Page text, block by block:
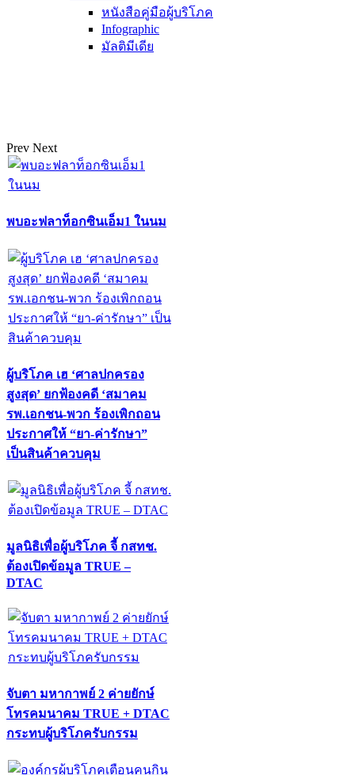
หนังสือคู่มือผู้บริโภค
Infographic
มัลติมีเดีย
Prev Next
พบอะฟลาท็อกซินเอ็ม1 ในนม
ผู้บริโภค เฮ ‘ศาลปกครอง
สูงสุด’ ยกฟ้องคดี ‘สมาคม
รพ.เอกชน-พวก ร้องเพิกถอน
ประกาศให้ “ยา-ค่ารักษา”
เป็นสินค้าควบคุม
มูลนิธิเพื่อผู้บริโภค จี้ กสทช.
ต้องเปิดข้อมูล TRUE –
DTAC
จับตา มหากาพย์ 2 ค่ายยักษ์
โทรคมนาคม TRUE + DTAC
กระทบผู้บริโภครับกรรม